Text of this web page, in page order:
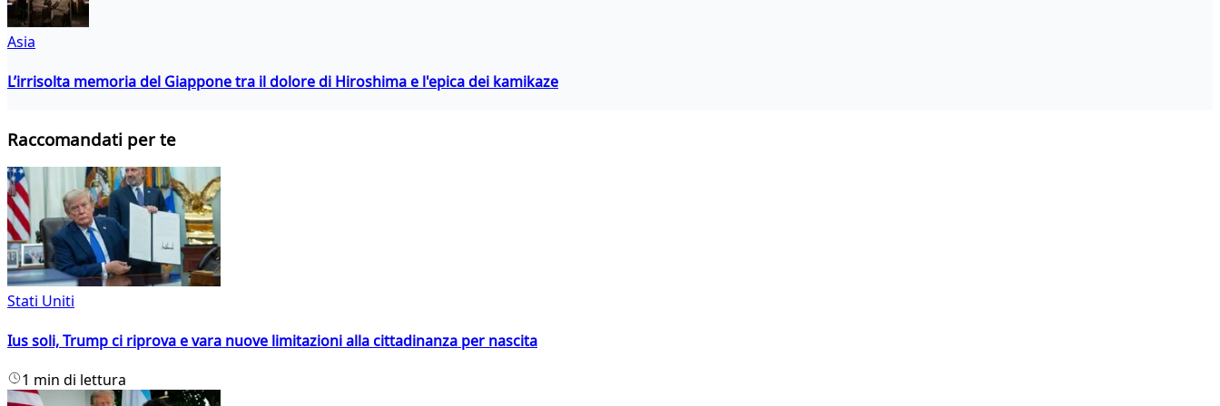
Asia
L’irrisolta memoria del Giappone tra il dolore di Hiroshima e l'epica dei kamikaze
Raccomandati per te
Stati Uniti
Ius soli, Trump ci riprova e vara nuove limitazioni alla cittadinanza per nascita
1 min di lettura